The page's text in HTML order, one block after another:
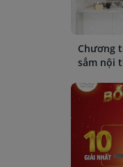
Chương
sắm nội